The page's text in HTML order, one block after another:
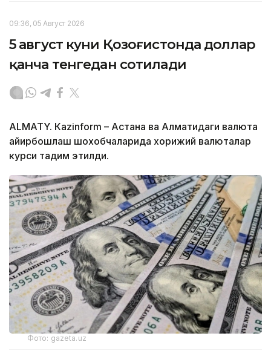
09:36, 05 Август 2026
5 август куни Қозоғистонда доллар
қанча тенгедан сотилади
ALMATY. Кazinform – Астана ва Алматидаги валюта
айирбошлаш шохобчаларида хорижий валюталар
курси тақдим этилди.
Фото: gazeta.uz